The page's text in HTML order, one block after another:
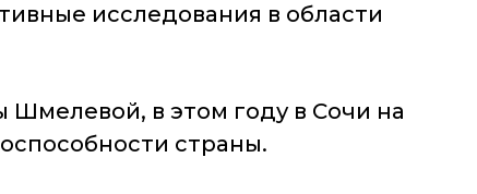
исследования в области
Шмелевой, в этом году в Сочи на
страны.